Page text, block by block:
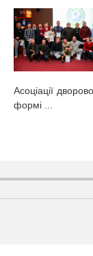
Асоціації
формі ...